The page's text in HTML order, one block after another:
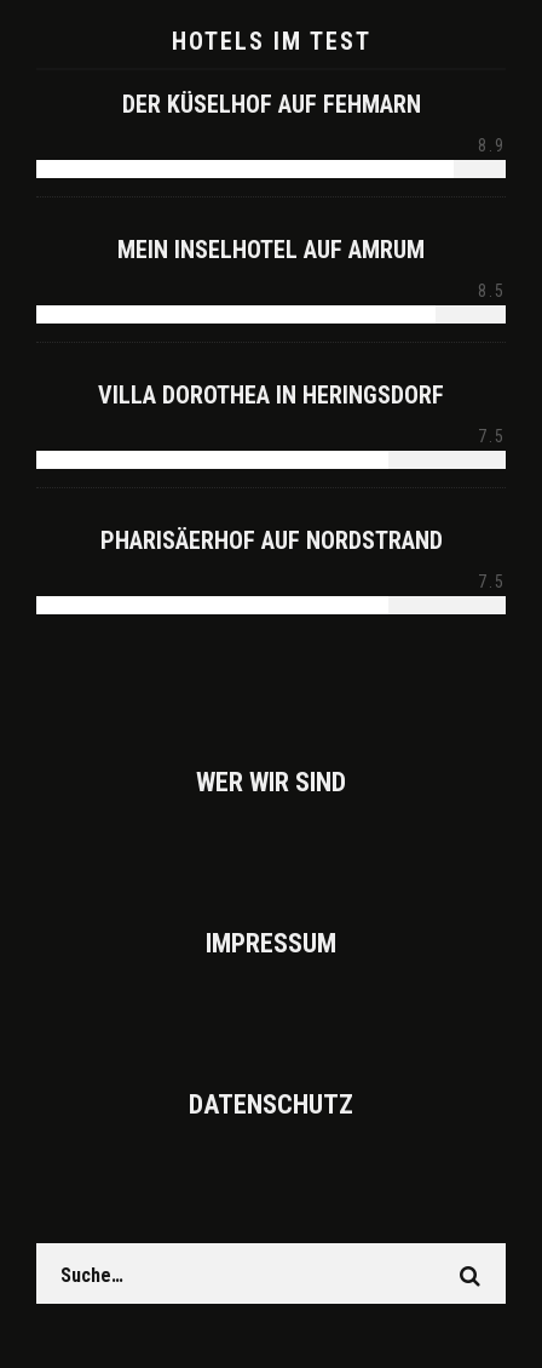
HOTELS IM TEST
DER KÜSELHOF AUF FEHMARN
8.9
MEIN INSELHOTEL AUF AMRUM
8.5
VILLA DOROTHEA IN HERINGSDORF
7.5
PHARISÄERHOF AUF NORDSTRAND
7.5
WER WIR SIND
IMPRES­SUM
DATEN­SCHUTZ